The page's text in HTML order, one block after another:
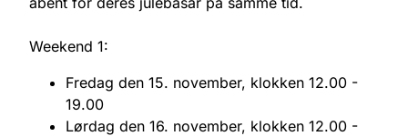
Weekend 1:
Fredag den 15. november, klokken 12.00 -
19.00
Lørdag den 16. november, klokken 12.00 -